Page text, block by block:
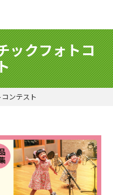
ックフォトコ
ンテスト